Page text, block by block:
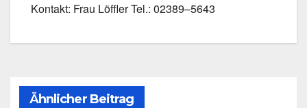
Kon­takt: Frau Löff­ler Tel.: 02389–5643
Ähnlicher Beitrag